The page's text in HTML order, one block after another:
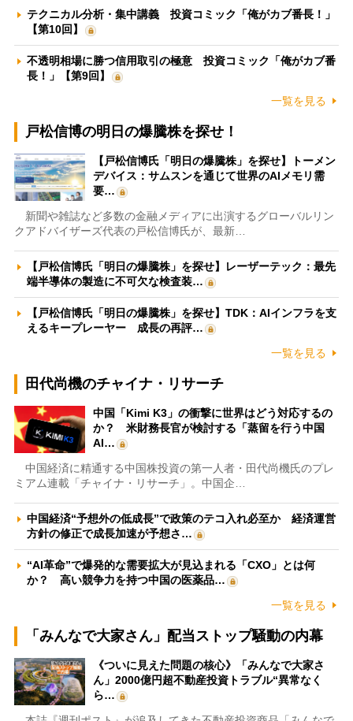
テクニカル分析・集中講義 投資コミック「俺がカブ番長！」
【第10回】
不透明相場に勝つ信用取引の極意 投資コミック「俺がカブ番
長！」【第9回】
一覧を見る
戸松信博の明日の爆騰株を探せ！
【戸松信博氏「明日の爆騰株」を探せ】トーメン
デバイス：サムスンを通じて世界のAIメモリ需
要…
新聞や雑誌など多数の金融メディアに出演するグローバルリン
クアドバイザーズ代表の戸松信博氏が、最新…
【戸松信博氏「明日の爆騰株」を探せ】レーザーテック：最先
端半導体の製造に不可欠な検査装…
【戸松信博氏「明日の爆騰株」を探せ】TDK：AIインフラを支
えるキープレーヤー 成長の再評…
一覧を見る
田代尚機のチャイナ・リサーチ
中国「Kimi K3」の衝撃に世界はどう対応するの
か？ 米財務長官が検討する「蒸留を行う中国
AI…
中国経済に精通する中国株投資の第一人者・田代尚機氏のプレ
ミアム連載「チャイナ・リサーチ」。中国企…
中国経済“予想外の低成長”で政策のテコ入れ必至か 経済運営
方針の修正で成長加速が予想さ…
“AI革命”で爆発的な需要拡大が見込まれる「CXO」とは何
か？ 高い競争力を持つ中国の医薬品…
一覧を見る
「みんなで大家さん」配当ストップ騒動の内幕
《ついに見えた問題の核心》「みんなで大家さ
ん」2000億円超不動産投資トラブル“異常なく
ら…